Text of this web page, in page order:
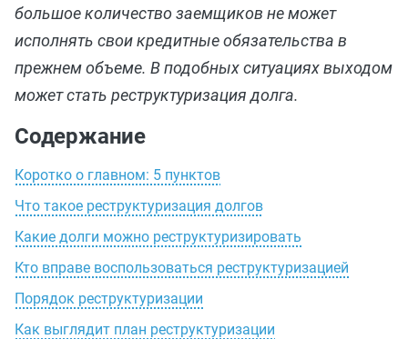
большое количество заемщиков не может
исполнять свои кредитные обязательства в
прежнем объеме. В подобных ситуациях выходом
может стать реструктуризация долга.
Содержание
Коротко о главном: 5 пунктов
Что такое реструктуризация долгов
Какие долги можно реструктуризировать
Кто вправе воспользоваться реструктуризацией
Порядок реструктуризации
Как выглядит план реструктуризации